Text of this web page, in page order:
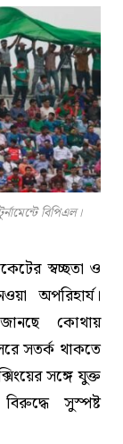
বিপিএল।
স্বচ্ছতা ও
অপরিহার্য।
কোথায়
সতর্ক থাকতে
সঙ্গে যুক্ত
সুস্পষ্ট